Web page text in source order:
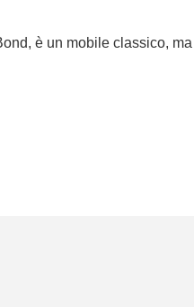
è un mobile classico,